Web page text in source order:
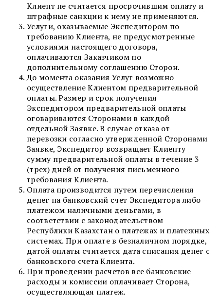
Клиент не считается просрочившим оплату и
штрафные санкции к нему не применяются.
Услуги, оказываемые Экспедитором по
требованию Клиента, не предусмотренные
условиями настоящего договора,
оплачиваются Заказчиком по
дополнительному соглашению Сторон.
До момента оказания Услуг возможно
осуществление Клиентом предварительной
оплаты. Размер и срок получения
Экспедитором предварительной оплаты
оговариваются Сторонами в каждой
отдельной Заявке. В случае отказа от
перевозки согласно утвержденной Сторонами
Заявке, Экспедитор возвращает Клиенту
сумму предварительной оплаты в течение 3
(трех) дней от получения письменного
требования Клиента.
Оплата производится путем перечисления
денег на банковский счет Экспедитора либо
платежом наличными деньгами, в
соответствии с законодательством
Республики Казахстан о платежах и платежных
системах. При оплате в безналичном порядке,
датой оплаты считается дата списания денег с
банковского счета Клиента.
При проведении расчетов все банковские
расходы и комиссии оплачивает Сторона,
осуществляющая платеж.